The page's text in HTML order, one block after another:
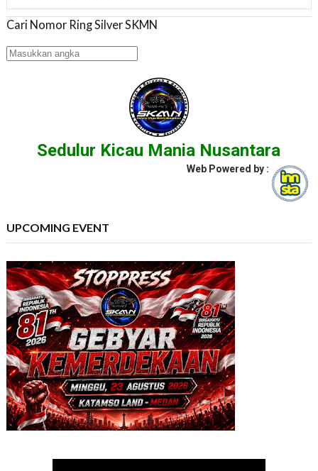
Cari Nomor Ring Silver SKMN
Sedulur Kicau Mania Nusantara
Web Powered by :
UPCOMING EVENT